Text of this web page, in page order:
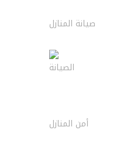
صيانة المنازل
الصيانة
أمن المنازل